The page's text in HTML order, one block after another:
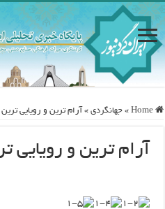
Home
» جهانگردی » آرام ترین و رویایی ترین
آرام ترین و رویایی